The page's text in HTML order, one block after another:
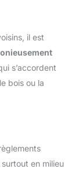
il est
s’accordent
bois ou la
en milieu